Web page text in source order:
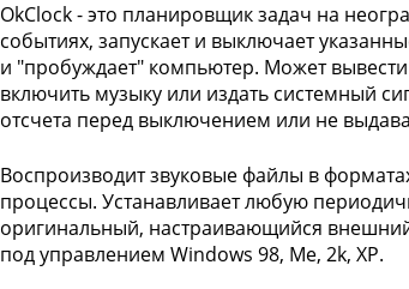
OkClock - это планировщик задач на
событиях, запускает и выключает
и "пробуждает" компьютер. Может
включить музыку или издать системный
отсчета перед выключением или не
Воспроизводит звуковые файлы в
процессы. Устанавливает любую
оригинальный, настраивающийся
под управлением Windows 98, Me, 2k, XP.